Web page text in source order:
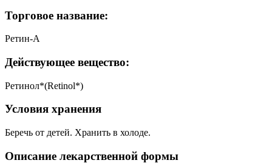
Торговое название:
Ретин-А
Действующее вещество:
Ретинол*(Retinol*)
Условия хранения
Беречь от детей. Хранить в холоде.
Описание лекарственной формы